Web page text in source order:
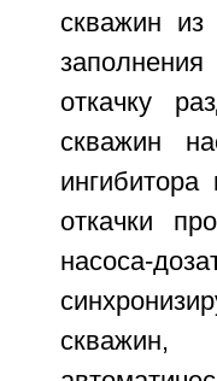
скважин
откачку
скважин
откачки
насоса-
скважин,